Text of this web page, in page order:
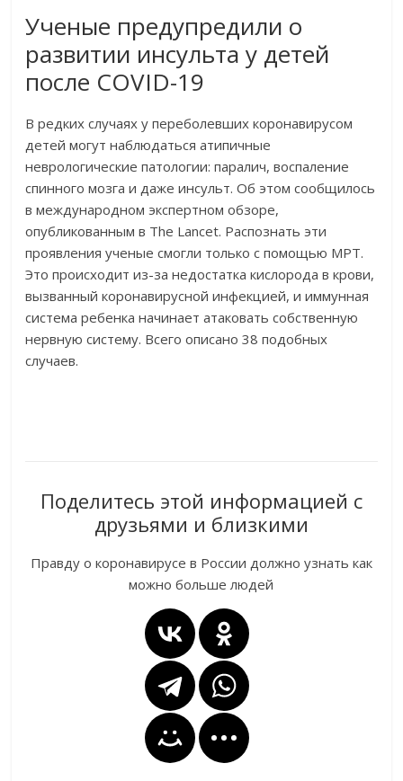
Ученые предупредили о
развитии инсульта у детей
после COVID-19
В редких случаях у переболевших коронавирусом
детей могут наблюдаться атипичные
неврологические патологии: паралич, воспаление
спинного мозга и даже инсульт. Об этом сообщилось
в международном экспертном обзоре,
опубликованным в The Lancet. Распознать эти
проявления ученые смогли только с помощью МРТ.
Это происходит из-за недостатка кислорода в крови,
вызванный коронавирусной инфекцией, и иммунная
система ребенка начинает атаковать собственную
нервную систему. Всего описано 38 подобных
случаев.
Поделитесь этой информацией с
друзьями и близкими
Правду о коронавирусе в России должно узнать как
можно больше людей